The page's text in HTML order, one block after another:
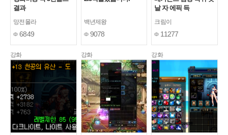
결과
망전몰라
6849
백년제왕
9078
날 자 에픽 득
크림이
11277
강화 강화 강화